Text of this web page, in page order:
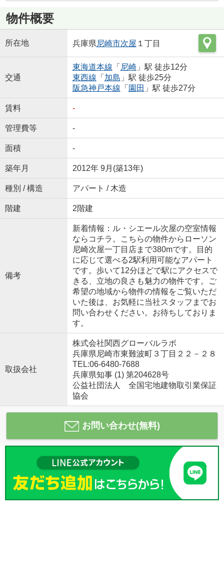
物件概要
所在地 兵庫県尼崎市次屋 １丁目
交通
東海道本線 「 尼崎」駅 徒歩12分
東西線 「 加島 」駅 徒歩25分
阪急神戸本線 「 園田 」駅 徒歩27分
賃料 -
管理費等 -
面積 -
築年月 2012年 9月(築13年)
種別 / 構造 アパート / 木造
階建 2階建
備考
新着情報：ル・シエール次屋の空室情報
ならコチラ。こちらの物件からローソン
尼崎次屋一丁目店まで380mです。目的
に応じて選べる2駅利用可能なアパート
です。歩いて12分ほどで駅にアクセスで
きる、立地の良さも魅力の物件です。ご
希望の地域から物件の情報をご覧いただ
いた後は、お気軽に当社スタッフまでお
問い合わせください。お待ちしておりま
す。
取扱会社
株式会社関西グローバルラボ
兵庫県尼崎市東難波町３丁目２２－２８
TEL:06-6480-7688
兵庫県知事 (1) 第204628号
公益社団法人 全国宅地建物取引業保証
協会
お問い合わせ(無料)